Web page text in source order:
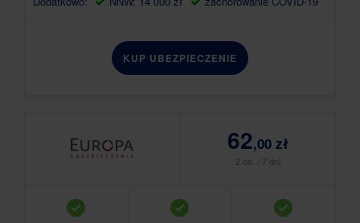
KUP UBEZPIECZENIE
62,00 zł
2 os. / 7 dni